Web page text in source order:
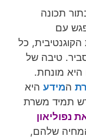
תכונה
עם
כל
טיבה של
היא מונחת.
המידע היא
תמיד משרת
נפוליאון
שלהם,